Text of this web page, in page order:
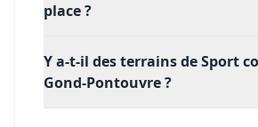
place ?
Y a-t-il des terrains de Sport
Gond-Pontouvre ?